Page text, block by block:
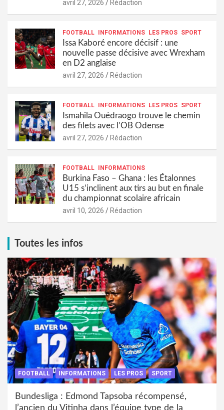
avril 27, 2026 Rédaction
FOOTBALL INFORMATIONS LES PROS SPORT
Issa Kaboré encore décisif : une
nouvelle passe décisive avec Wrexham
en D2 anglaise
avril 27, 2026 Rédaction
FOOTBALL INFORMATIONS LES PROS SPORT
Ismahila Ouédraogo trouve le chemin
des filets avec l’OB Odense
avril 27, 2026 Rédaction
FOOTBALL INFORMATIONS
Burkina Faso – Ghana : les Étalonnes
U15 s’inclinent aux tirs au but en finale
du championnat scolaire africain
avril 10, 2026 Rédaction
Toutes les infos
FOOTBALL INFORMATIONS LES PROS SPORT
Bundesliga : Edmond Tapsoba récompensé,
l’ancien du Vitinha dans l’équipe type de la